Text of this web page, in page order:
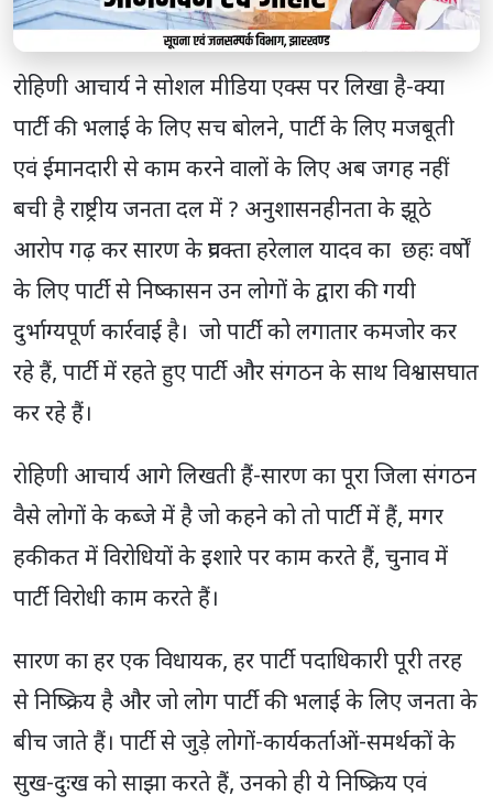
रोहिणी आचार्य ने सोशल मीडिया एक्स पर लिखा है-क्या
पार्टी की भलाई के लिए सच बोलने, पार्टी के लिए मजबूती
एवं ईमानदारी से काम करने वालों के लिए अब जगह नहीं
बची है राष्ट्रीय जनता दल में ? अनुशासनहीनता के झूठे
आरोप गढ़ कर सारण के प्रवक्ता हरेलाल यादव का छहः वर्षों
के लिए पार्टी से निष्कासन उन लोगों के द्वारा की गयी
दुर्भाग्यपूर्ण कार्रवाई है। जो पार्टी को लगातार कमजोर कर
रहे हैं, पार्टी में रहते हुए पार्टी और संगठन के साथ विश्वासघात
कर रहे हैं।
रोहिणी आचार्य आगे लिखती हैं-सारण का पूरा जिला संगठन
वैसे लोगों के कब्जे में है जो कहने को तो पार्टी में हैं, मगर
हकीकत में विरोधियों के इशारे पर काम करते हैं, चुनाव में
पार्टी विरोधी काम करते हैं।
सारण का हर एक विधायक, हर पार्टी पदाधिकारी पूरी तरह
से निष्क्रिय है और जो लोग पार्टी की भलाई के लिए जनता के
बीच जाते हैं। पार्टी से जुड़े लोगों-कार्यकर्ताओं-समर्थकों के
सुख-दुःख को साझा करते हैं, उनको ही ये निष्क्रिय एवं